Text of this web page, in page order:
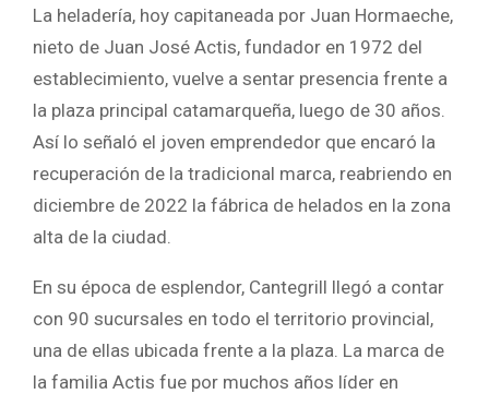
La heladería, hoy capitaneada por Juan Hormaeche,
nieto de Juan José Actis, fundador en 1972 del
establecimiento, vuelve a sentar presencia frente a
la plaza principal catamarqueña, luego de 30 años.
Así lo señaló el joven emprendedor que encaró la
recuperación de la tradicional marca, reabriendo en
diciembre de 2022 la fábrica de helados en la zona
alta de la ciudad.
En su época de esplendor, Cantegrill llegó a contar
con 90 sucursales en todo el territorio provincial,
una de ellas ubicada frente a la plaza. La marca de
la familia Actis fue por muchos años líder en